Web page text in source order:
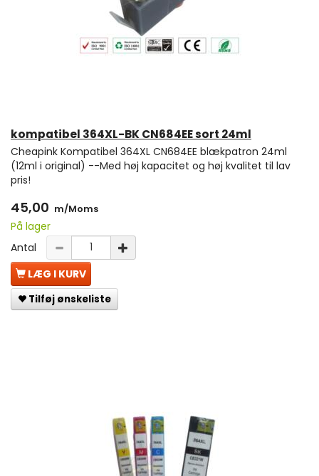
kompatibel 364XL-BK CN684EE sort 24ml
Cheapink Kompatibel 364XL CN684EE blækpatron 24ml
(12ml i original) --Med høj kapacitet og høj kvalitet til lav
pris!
45,00 m/Moms
På lager
Antal
LÆG I KURV
Tilføj ønskeliste